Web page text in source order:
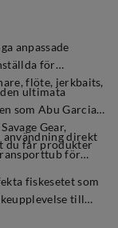
anpassade
för
flöte, jerkbaits,
ultimata
som Abu Garcia,
Gear,
du får produkter
användning direkt
för
fiskesetet som
till
och hitta ditt